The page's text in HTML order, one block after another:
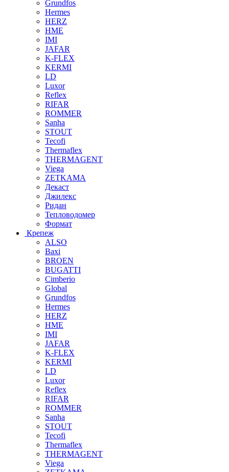
Grundfos
Hermes
HERZ
HME
IMI
JAFAR
K-FLEX
KERMI
LD
Luxor
Reflex
RIFAR
ROMMER
Sanha
STOUT
Tecofi
Thermaflex
THERMAGENT
Viega
ZETKAMA
Декаст
Джилекс
Ридан
Тепловодомер
Формат
Крепеж
ALSO
Baxi
BROEN
BUGATTI
Cimberio
Global
Grundfos
Hermes
HERZ
HME
IMI
JAFAR
K-FLEX
KERMI
LD
Luxor
Reflex
RIFAR
ROMMER
Sanha
STOUT
Tecofi
Thermaflex
THERMAGENT
Viega